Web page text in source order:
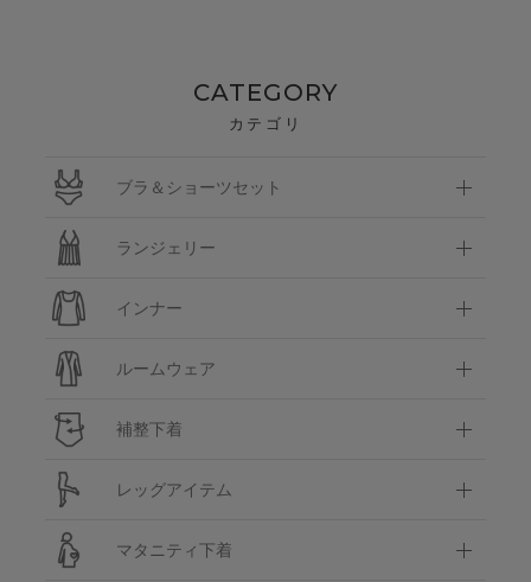
CATEGORY
カテゴリ
ブラ＆ショーツセット
ランジェリー
インナー
ルームウェア
補整下着
レッグアイテム
マタニティ下着